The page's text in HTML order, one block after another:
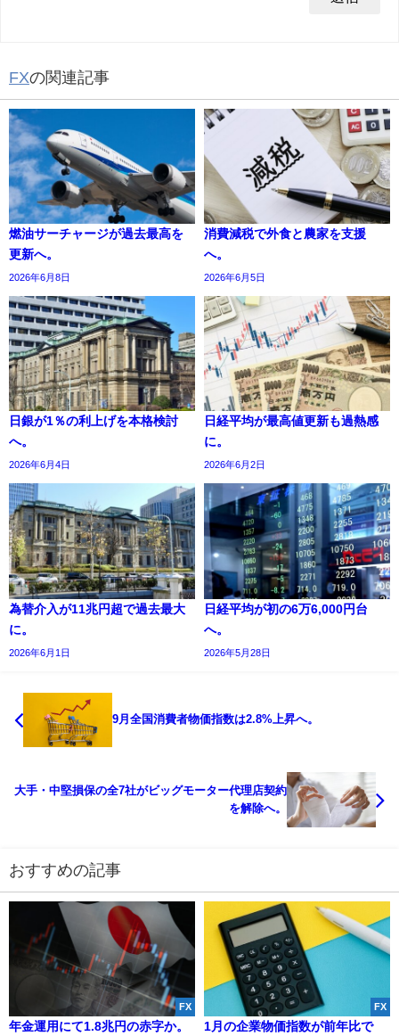
FXの関連記事
燃油サーチャージが過去最高を
更新へ。
2026年6月8日
消費減税で外食と農家を支援
へ。
2026年6月5日
日銀が1％の利上げを本格検討
へ。
2026年6月4日
日経平均が最高値更新も過熱感
に。
2026年6月2日
為替介入が11兆円超で過去最大
に。
2026年6月1日
日経平均が初の6万6,000円台
へ。
2026年5月28日
9月全国消費者物価指数は2.8%上昇へ。
大手・中堅損保の全7社がビッグモーター代理店契約
を解除へ。
おすすめの記事
FX
年金運用にて1.8兆円の赤字か。
FX
1月の企業物価指数が前年比で